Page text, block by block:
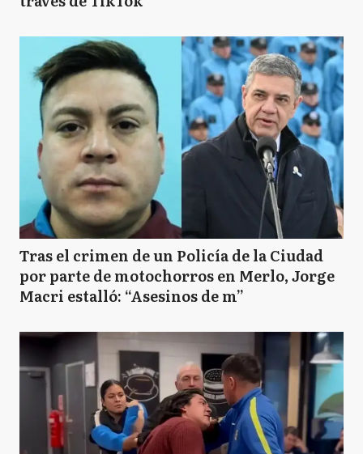
Tras el crimen de un Policía de la Ciudad
por parte de motochorros en Merlo, Jorge
Macri estalló: “Asesinos de m”